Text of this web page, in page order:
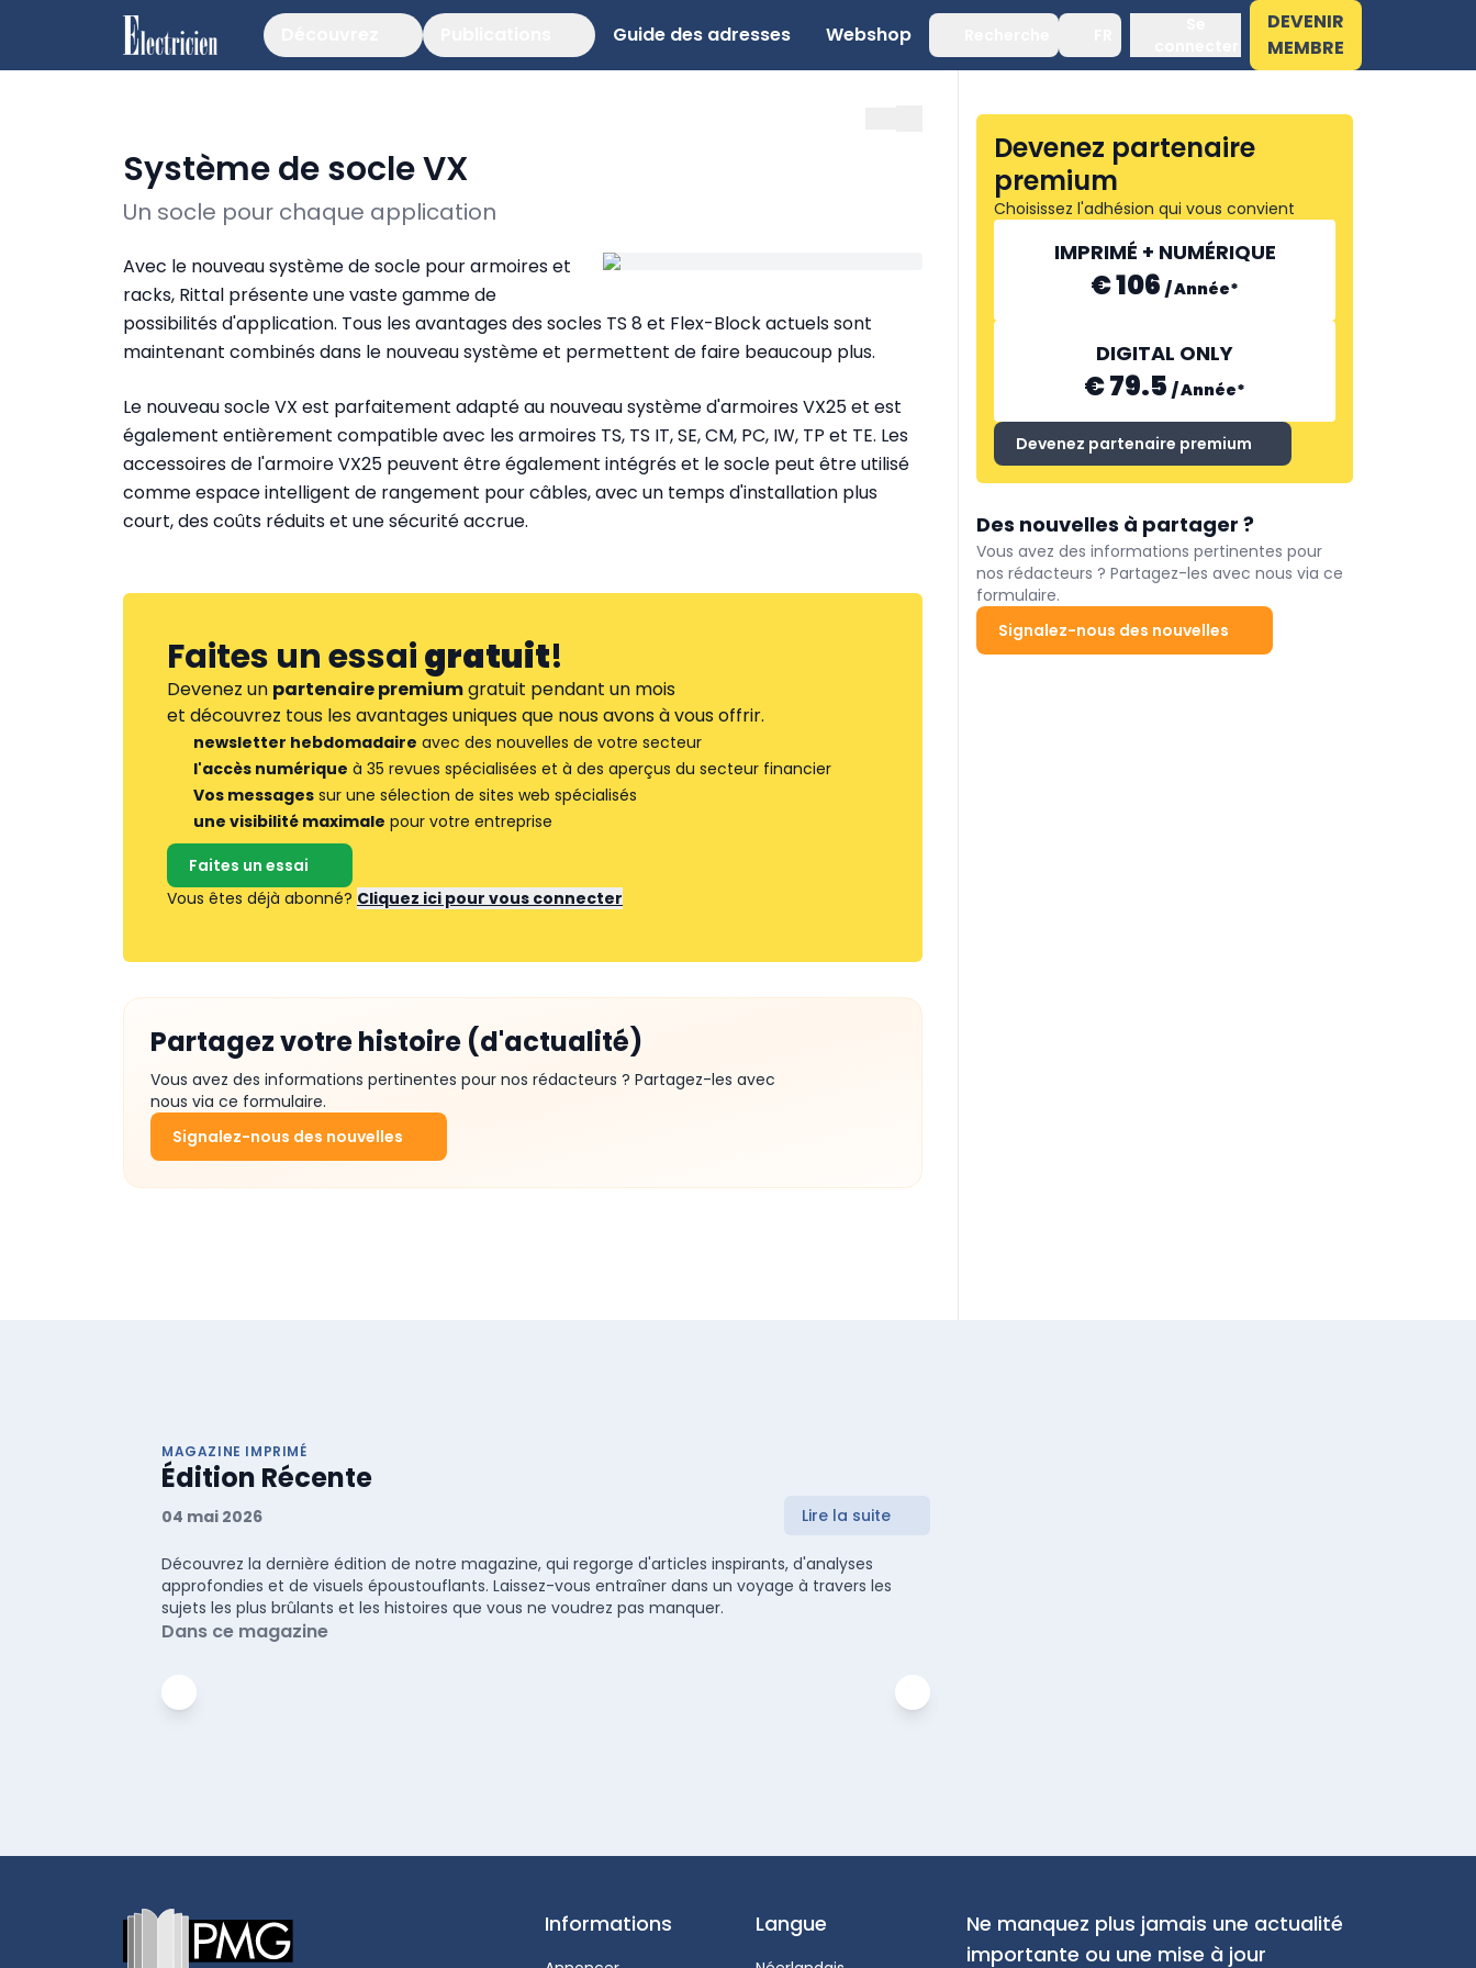
Guide des adresses Webshop
DEVENIR
MEMBRE
Système de socle VX
Un socle pour chaque application
Avec le nouveau système de socle pour armoires et
racks, Rittal présente une vaste gamme de
possibilités d'application. Tous les avantages des socles TS 8 et Flex-Block actuels sont
maintenant combinés dans le nouveau système et permettent de faire beaucoup plus.
Le nouveau socle VX est parfaitement adapté au nouveau système d'armoires VX25 et est
également entièrement compatible avec les armoires TS, TS IT, SE, CM, PC, IW, TP et TE. Les
accessoires de l'armoire VX25 peuvent être également intégrés et le socle peut être utilisé
comme espace intelligent de rangement pour câbles, avec un temps d'installation plus
court, des coûts réduits et une sécurité accrue.
Faites un essaigratuit!
Devenez un partenaire premiumgratuit pendant un mois
et découvrez tous les avantages uniques que nous avons à vous offrir.
newsletter hebdomadaire avec des nouvelles de votre secteur
l'accès numérique à 35 revues spécialisées et à des aperçus du secteur financier
Vos messages sur une sélection de sites web spécialisés
une visibilité maximale pour votre entreprise
Faites un essai
Vous êtes déjà abonné? Cliquez ici pour vous connecter
Partagez votre histoire (d'actualité)
Vous avez des informations pertinentes pour nos rédacteurs ? Partagez-les avec
nous via ce formulaire.
Signalez-nous des nouvelles
Devenez partenaire
premium
Choisissez l'adhésion qui vous convient
IMPRIMÉ + NUMÉRIQUE
€ 106 /Année*
DIGITAL ONLY
€ 79.5 /Année*
Devenez partenaire premium
Des nouvelles à partager ?
Vous avez des informations pertinentes pour
nos rédacteurs ? Partagez-les avec nous via ce
formulaire.
Signalez-nous des nouvelles
MAGAZINE IMPRIMÉ
Édition Récente
04 mai 2026 Lire la suite
Découvrez la dernière édition de notre magazine, qui regorge d'articles inspirants, d'analyses
approfondies et de visuels époustouflants. Laissez-vous entraîner dans un voyage à travers les
sujets les plus brûlants et les histoires que vous ne voudrez pas manquer.
Dans ce magazine
Informations Langue
Ne manquez plus jamais une actualité
importante ou une mise à jour